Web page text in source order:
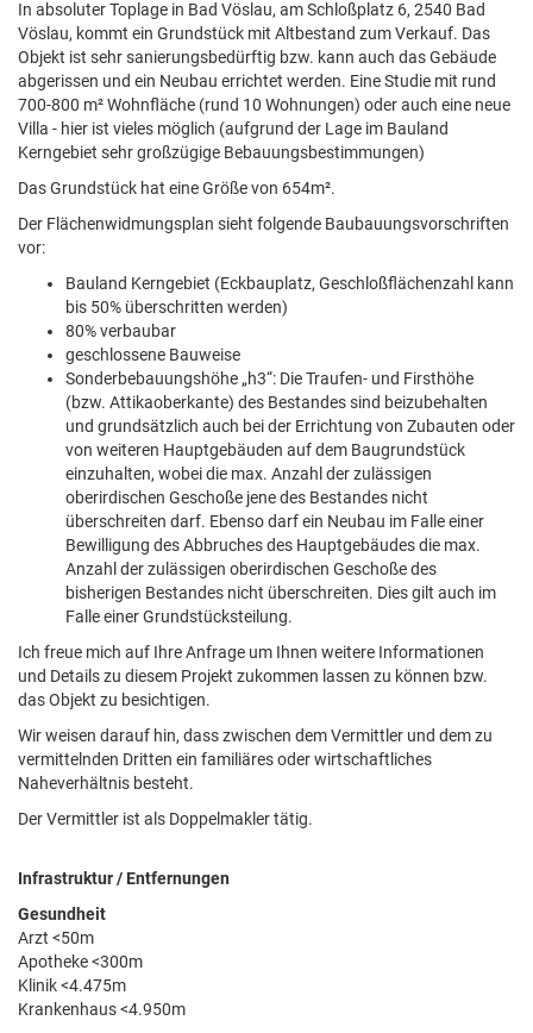
In absoluter Toplage in Bad Vöslau, am Schloßplatz 6, 2540 Bad
Vöslau, kommt ein Grundstück mit Altbestand zum Verkauf. Das
Objekt ist sehr sanierungsbedürftig bzw. kann auch das Gebäude
abgerissen und ein Neubau errichtet werden. Eine Studie mit rund
700-800 m² Wohnfläche (rund 10 Wohnungen) oder auch eine neue
Villa - hier ist vieles möglich (aufgrund der Lage im Bauland
Kerngebiet sehr großzügige Bebauungsbestimmungen)
Das Grundstück hat eine Größe von 654m².
Der Flächenwidmungsplan sieht folgende Baubauungsvorschriften
vor:
Bauland Kerngebiet (Eckbauplatz, Geschloßflächenzahl kann
bis 50% überschritten werden)
80% verbaubar
geschlossene Bauweise
Sonderbebauungshöhe „h3“: Die Traufen- und Firsthöhe
(bzw. Attikaoberkante) des Bestandes sind beizubehalten
und grundsätzlich auch bei der Errichtung von Zubauten oder
von weiteren Hauptgebäuden auf dem Baugrundstück
einzuhalten, wobei die max. Anzahl der zulässigen
oberirdischen Geschoße jene des Bestandes nicht
überschreiten darf. Ebenso darf ein Neubau im Falle einer
Bewilligung des Abbruches des Hauptgebäudes die max.
Anzahl der zulässigen oberirdischen Geschoße des
bisherigen Bestandes nicht überschreiten. Dies gilt auch im
Falle einer Grundstücksteilung.
Ich freue mich auf Ihre Anfrage um Ihnen weitere Informationen
und Details zu diesem Projekt zukommen lassen zu können bzw.
das Objekt zu besichtigen.
Wir weisen darauf hin, dass zwischen dem Vermittler und dem zu
vermittelnden Dritten ein familiäres oder wirtschaftliches
Naheverhältnis besteht.
Der Vermittler ist als Doppelmakler tätig.
Infrastruktur / Entfernungen
Gesundheit
Arzt <50m
Apotheke <300m
Klinik <4.475m
Krankenhaus <4.950m